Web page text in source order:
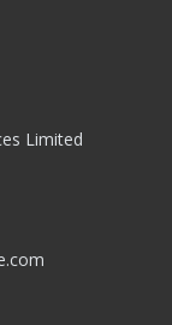
Limited